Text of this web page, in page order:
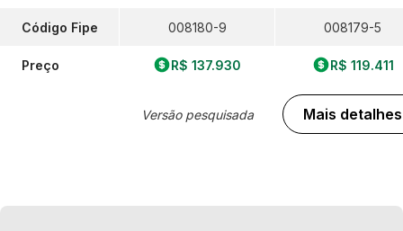
Código Fipe
Preço
008180-9
R$ 137.930
Versão pesquisada
008179-5
R$ 119.411
Mais detalhes